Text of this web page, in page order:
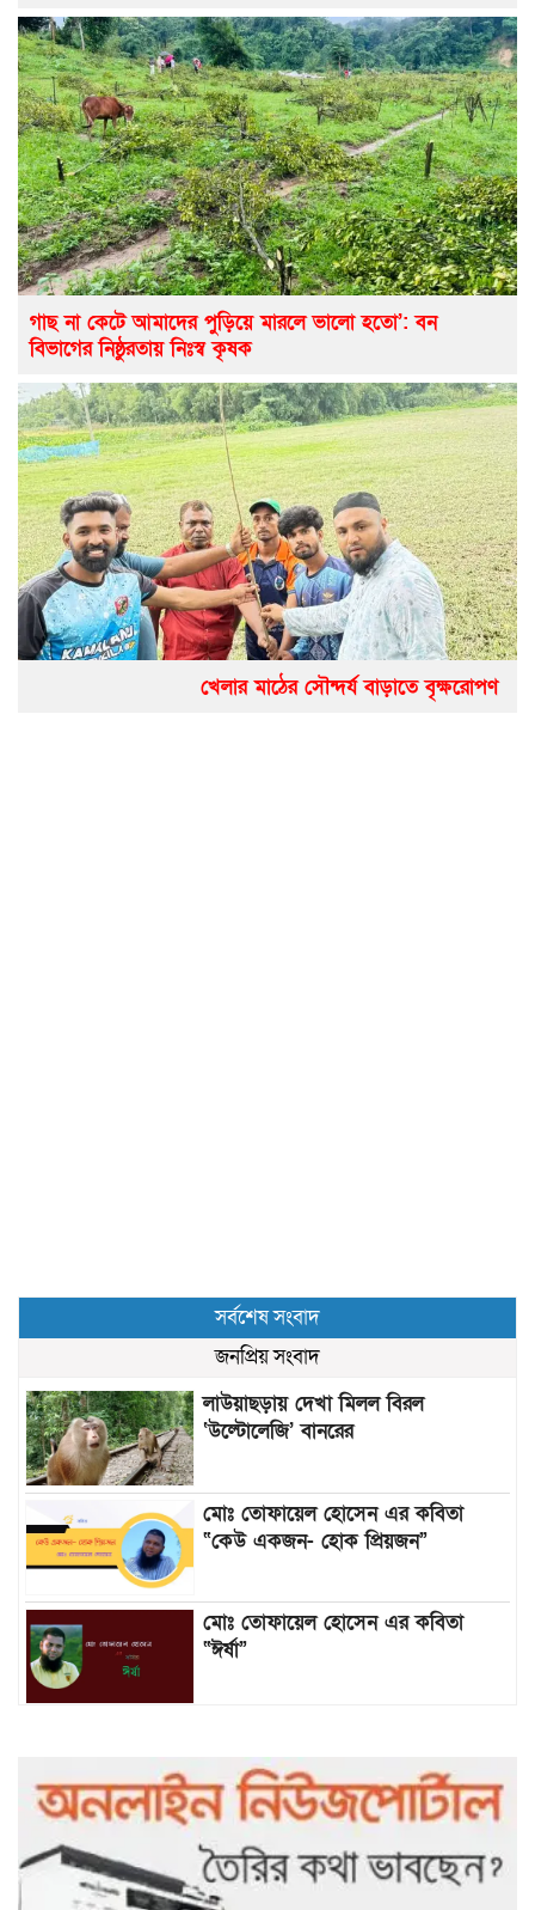
গাছ না কেটে আমাদের পুড়িয়ে মারলে ভালো হতো’: বন
বিভাগের নিষ্ঠুরতায় নিঃস্ব কৃষক
খেলার মাঠের সৌন্দর্য বাড়াতে বৃক্ষরোপণ
সর্বশেষ সংবাদ
জনপ্রিয় সংবাদ
লাউয়াছড়ায় দেখা মিলল বিরল
‘উল্টোলেজি’ বানরের
মোঃ তোফায়েল হোসেন এর কবিতা
“কেউ একজন- হোক প্রিয়জন”
মোঃ তোফায়েল হোসেন এর কবিতা
“ঈর্ষা”
আটকে পড়া ১০ পর্যটককে উদ্ধার করল
পুলিশ ও ফায়ার সার্ভিস
গাছ না কেটে আমাদের পুড়িয়ে মারলে
ভালো হতো’: বন বিভাগের নিষ্ঠুরতায়
নিঃস্ব কৃষক